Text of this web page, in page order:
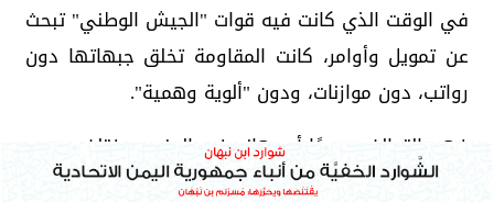
في الوقت الذي كانت فيه قوات "الجيش الوطني" تبحث
عن تمويل وأوامر، كانت المقاومة تخلق جبهاتها دون
رواتب، دون موازنات، ودون "ألوية وهمية".
فهم التحالف سريعًا أن رهانه في الجنوب مختلف.